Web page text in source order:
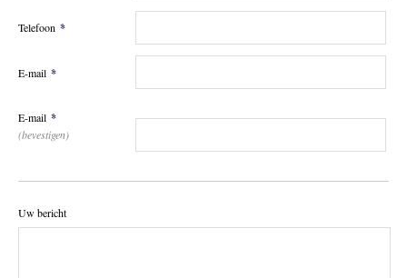
Telefoon *
E-mail *
E-mail *
(bevestigen)
Uw bericht